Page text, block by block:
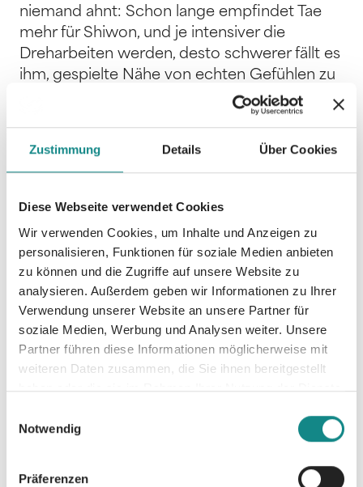
Zustimmung Details Über Cookies
Diese Webseite verwendet Cookies
Wir verwenden Cookies, um Inhalte und Anzeigen zu
personalisieren, Funktionen für soziale Medien anbieten
zu können und die Zugriffe auf unsere Website zu
analysieren. Außerdem geben wir Informationen zu Ihrer
Verwendung unserer Website an unsere Partner für
soziale Medien, Werbung und Analysen weiter. Unsere
Partner führen diese Informationen möglicherweise mit
weiteren Daten zusammen, die Sie ihnen bereitgestellt
haben oder die sie im Rahmen Ihrer Nutzung der Dienste
Notwendig
Präferenzen
niemand ahnt: Schon lange empfindet Tae
mehr für Shiwon, und je intensiver die
Dreharbeiten werden, desto schwerer fällt es
ihm, gespielte Nähe von echten Gefühlen zu
trennen. Aber ein Idol darf sich nicht
verlieben, erst recht nicht in seinen
versucht, sich vor der Realität zu
Karriere als Idol, seinen besten Freund
tiefgehender, knisternder Liebesroman voller
Gefühl, Herzklopfen und Sehnsucht in der
schillernden Welt des K-Pop. Perfekt für alle,
die nach einer mitreißenden Lovestory mit
Happy-End-Garantie suchen.